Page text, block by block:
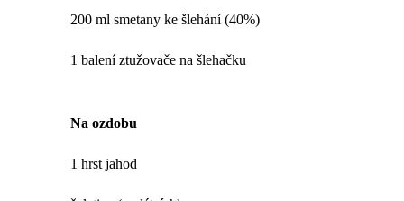
200 ml smetany ke šlehání (40%)
1 balení ztužovače na šlehačku
Na ozdobu
1 hrst jahod